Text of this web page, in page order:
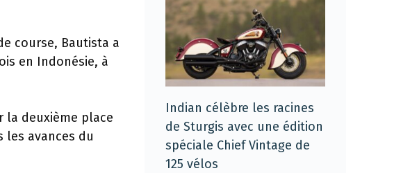
course, Bautista a
en Indonésie, à
la deuxième place
les avances du
Indian célèbre les racines
de Sturgis avec une édition
spéciale Chief Vintage de
125 vélos